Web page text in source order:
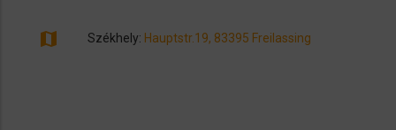
map Székhely: Hauptstr.19, 83395 Freilassing